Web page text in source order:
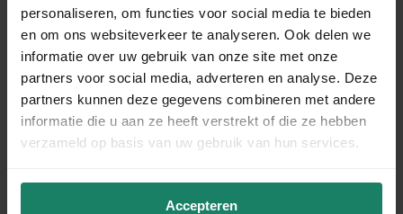
personaliseren, om functies voor social media te bieden
en om ons websiteverkeer te analyseren. Ook delen we
informatie over uw gebruik van onze site met onze
partners voor social media, adverteren en analyse. Deze
partners kunnen deze gegevens combineren met andere
informatie die u aan ze heeft verstrekt of die ze hebben
verzameld op basis van uw gebruik van hun services.
Accepteren